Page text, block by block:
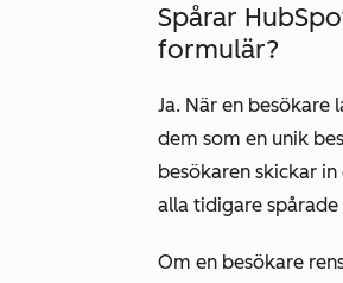
Spårar
formulär?
Ja. När en
dem som en unik
besökaren skickar
alla tidigare
Om en besökare